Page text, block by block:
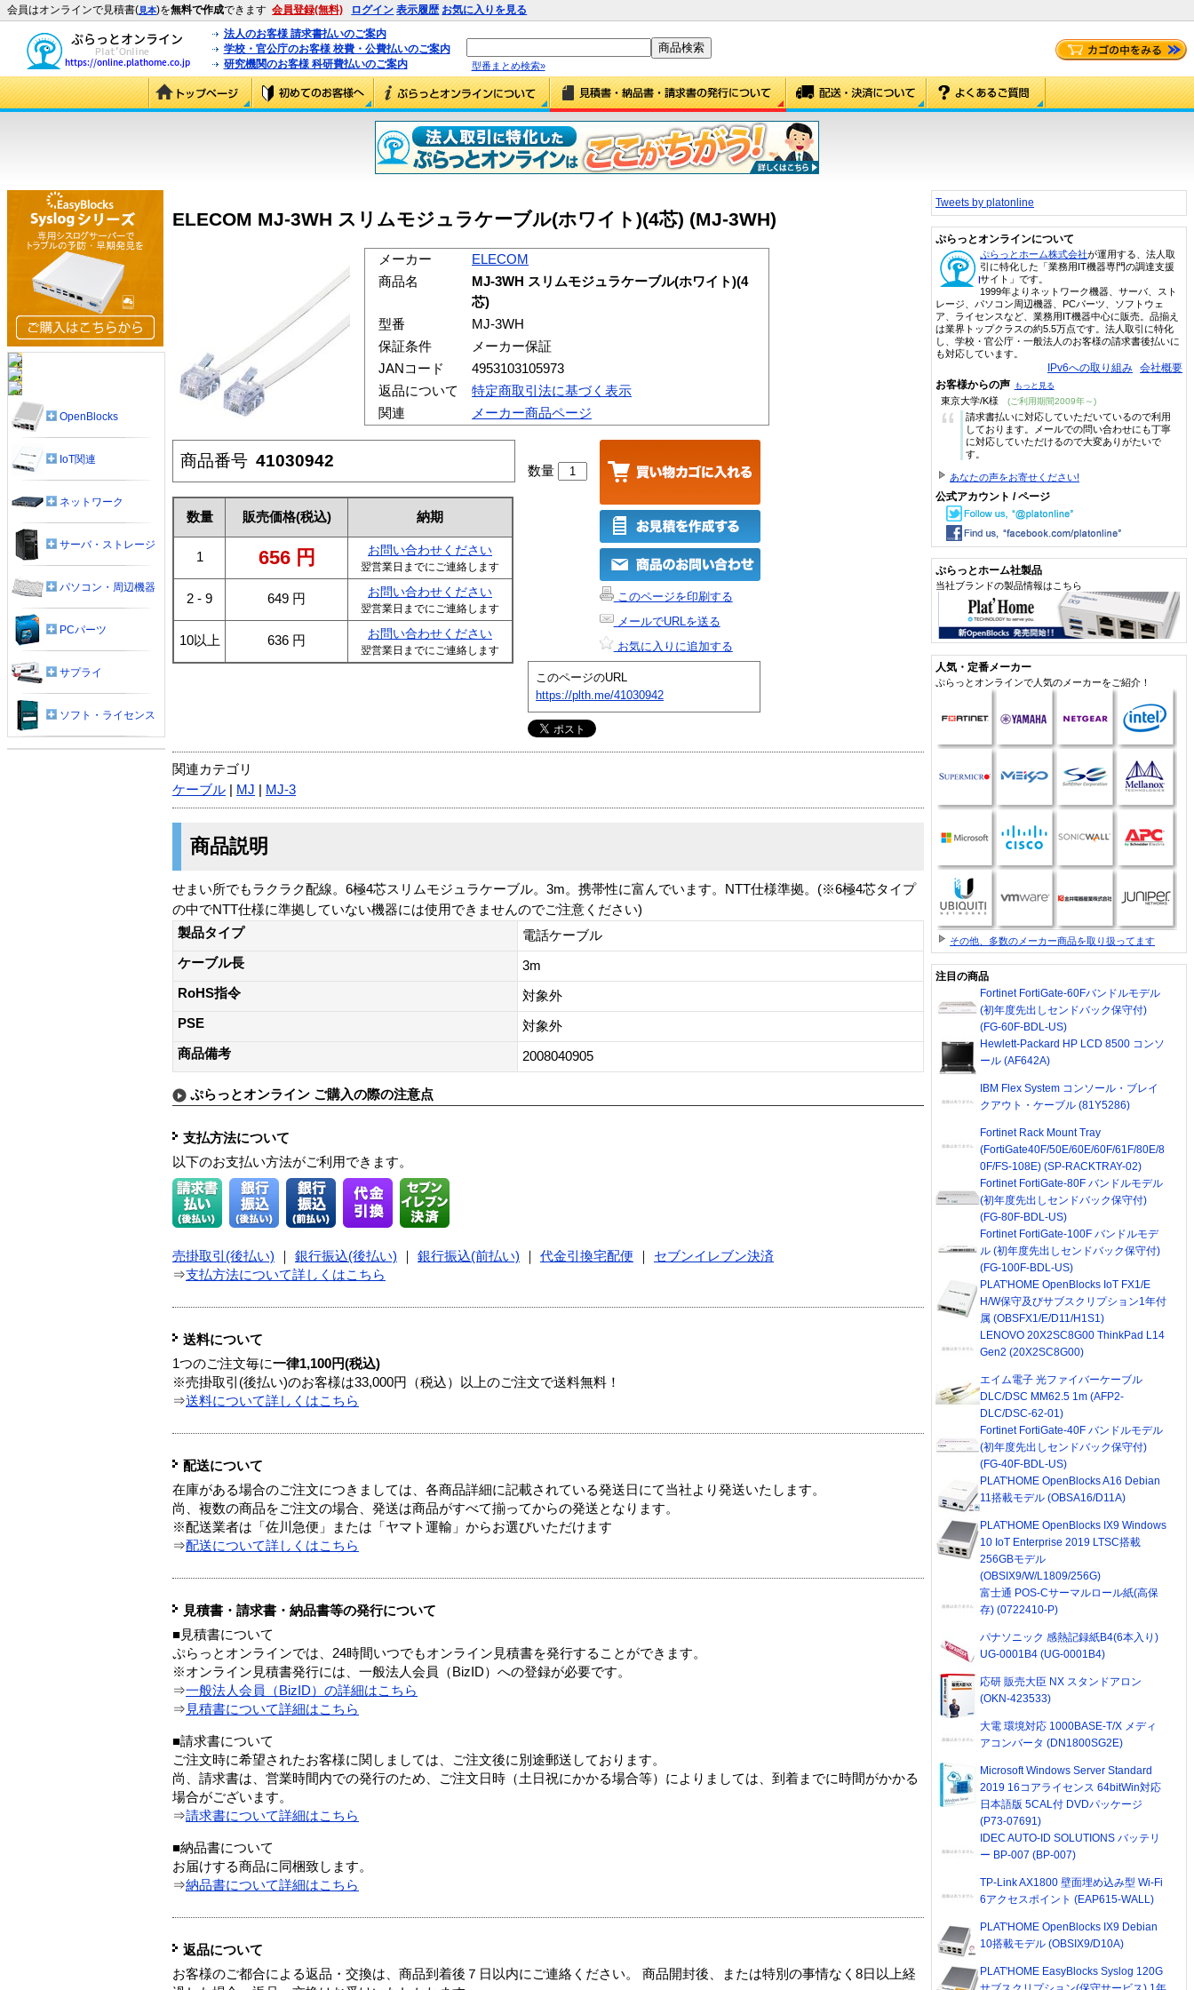
会員はオンラインで見積書(見本)を無料で作成できます 会員登録(無料) ログイン 表示履歴 お気に入りを見る
法人のお客様 請求書払いのご案内
学校・官公庁のお客様 校費・公費払いのご案内
研究機関のお客様 科研費払いのご案内
型番まとめ検索»
ELECOM MJ-3WH スリムモジュラケーブル(ホワイト)(4芯) (MJ-3WH)
メーカー
ELECOM
商品名
MJ-3WH スリムモジュラケーブル(ホワイト)(4
芯)
型番
MJ-3WH
保証条件
メーカー保証
JANコード
4953103105973
返品について
特定商取引法に基づく表示
関連
メーカー商品ページ
商品番号 41030942
数量 販売価格(税込) 納期
1 656 円 お問い合わせください
翌営業日までにご連絡します
2 - 9 649 円 お問い合わせください
翌営業日までにご連絡します
10以上 636 円 お問い合わせください
翌営業日までにご連絡します
数量
このページを印刷する
メールでURLを送る
お気に入りに追加する
このページのURL
https://plth.me/41030942
関連カテゴリ
ケーブル
MJ MJ-3
商品説明
せまい所でもラクラク配線。6極4芯スリムモジュラケーブル。3m。携帯性に富んでいます。NTT仕様準拠。(※6極4芯タイプ
の中でNTT仕様に準拠していない機器には使用できませんのでご注意ください)
製品タイプ
電話ケーブル
ケーブル長
3m
RoHS指令
対象外
PSE
対象外
商品備考
2008040905
ぷらっとオンライン ご購入の際の注意点
支払方法について
以下のお支払い方法がご利用できます。
売掛取引(後払い) 銀行振込(後払い) 銀行振込(前払い) 代金引換宅配便
セブンイレブン決済
⇒支払方法について詳しくはこちら
送料について
1つのご注文毎に一律1,100円(税込)
※売掛取引(後払い)のお客様は33,000円（税込）以上のご注文で送料無料！
⇒送料について詳しくはこちら
配送について
在庫がある場合のご注文につきましては、各商品詳細に記載されている発送日にて当社より発送いたします。
尚、複数の商品をご注文の場合、発送は商品がすべて揃ってからの発送となります。
※配送業者は「佐川急便」または「ヤマト運輸」からお選びいただけます
⇒配送について詳しくはこちら
見積書・請求書・納品書等の発行について
■見積書について
ぷらっとオンラインでは、24時間いつでもオンライン見積書を発行することができます。
※オンライン見積書発行には、一般法人会員（BizID）への登録が必要です。
⇒一般法人会員（BizID）の詳細はこちら
⇒ 見積書について詳細はこちら
■請求書について
ご注文時に希望されたお客様に関しましては、ご注文後に別途郵送しております。
尚、請求書は、営業時間内での発行のため、ご注文日時（土日祝にかかる場合等）によりましては、到着までに時間がかかる
場合がございます。
⇒請求書について詳細はこちら
■納品書について
お届けする商品に同梱致します。
⇒納品書について詳細はこちら
返品について
お客様のご都合による返品・交換は、商品到着後７日以内にご連絡ください。 商品開封後、または特別の事情なく8日以上経
OpenBlocks
IoT関連
ネットワーク
サーバ・ストレージ
パソコン・周辺機器
PCパーツ
サプライ
ソフト・ライセンス
Tweets by platonline
ぷらっとオンラインについて
ぷらっとホーム株式会社が運用する、法人取
引に特化した「業務用IT機器専門の調達支援
サイト」です。
1999年よりネットワーク機器、サーバ、スト
レージ、パソコン周辺機器、PCパーツ、ソフトウェ
ア、ライセンスなど、業務用IT機器中心に販売。品揃え
は業界トップクラスの約5.5万点です。法人取引に特化
し、学校・官公庁・一般法人のお客様の請求書後払いに
も対応しています。
IPv6への取り組み 会社概要
お客様からの声 もっと見る
東京大学/K様 (ご利用期間2009年～)
“
請求書払いに対応していただいているので利用
しております。メールでの問い合わせにも丁寧
に対応していただけるので大変ありがたいで
す。
あなたの声をお寄せください!
公式アカウント / ページ
ぷらっとホーム社製品
当社ブランドの製品情報はこちら
人気・定番メーカー
ぷらっとオンラインで人気のメーカーをご紹介！
その他、多数のメーカー商品を取り扱ってます
注目の商品
Fortinet FortiGate-60Fバンドルモデル
(初年度先出しセンドバック保守付)
(FG-60F-BDL-US)
Hewlett-Packard HP LCD 8500 コンソ
ール (AF642A)
IBM Flex System コンソール・ブレイ
クアウト・ケーブル (81Y5286)
Fortinet Rack Mount Tray
(FortiGate40F/50E/60E/60F/61F/80E/8
0F/FS-108E) (SP-RACKTRAY-02)
Fortinet FortiGate-80F バンドルモデル
(初年度先出しセンドバック保守付)
(FG-80F-BDL-US)
Fortinet FortiGate-100F バンドルモデ
ル (初年度先出しセンドバック保守付)
(FG-100F-BDL-US)
PLAT'HOME OpenBlocks IoT FX1/E
H/W保守及びサブスクリプション1年付
属 (OBSFX1/E/D11/H1S1)
LENOVO 20X2SC8G00 ThinkPad L14
Gen2 (20X2SC8G00)
エイム電子 光ファイバーケーブル
DLC/DSC MM62.5 1m (AFP2-
DLC/DSC-62-01)
Fortinet FortiGate-40F バンドルモデル
(初年度先出しセンドバック保守付)
(FG-40F-BDL-US)
PLAT'HOME OpenBlocks A16 Debian
11搭載モデル (OBSA16/D11A)
PLAT'HOME OpenBlocks IX9 Windows
10 IoT Enterprise 2019 LTSC搭載
256GBモデル
(OBSIX9/W/L1809/256G)
富士通 POS-Cサーマルロール紙(高保
存) (0722410-P)
パナソニック 感熱記録紙B4(6本入り)
UG-0001B4 (UG-0001B4)
応研 販売大臣 NX スタンドアロン
(OKN-423533)
大電 環境対応 1000BASE-T/X メディ
アコンバータ (DN1800SG2E)
Microsoft Windows Server Standard
2019 16コアライセンス 64bitWin対応
日本語版 5CAL付 DVDパッケージ
(P73-07691)
IDEC AUTO-ID SOLUTIONS バッテリ
ー BP-007 (BP-007)
TP-Link AX1800 壁面埋め込み型 Wi-Fi
6アクセスポイント (EAP615-WALL)
PLAT'HOME OpenBlocks IX9 Debian
10搭載モデル (OBSIX9/D10A)
PLAT'HOME EasyBlocks Syslog 120G